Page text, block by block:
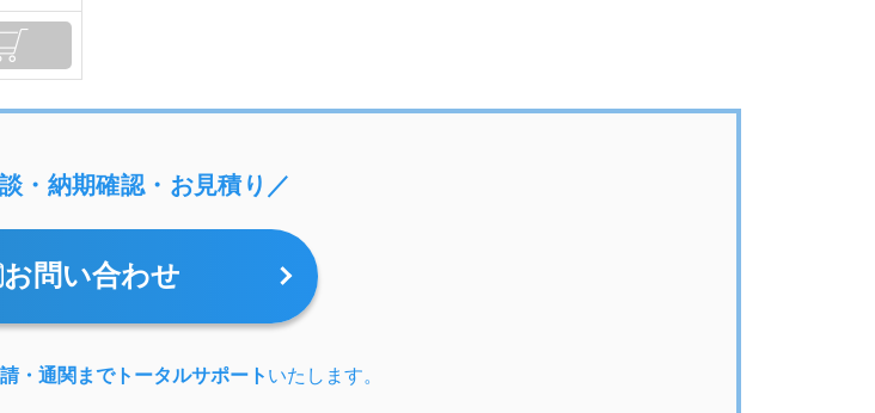
・納期確認・お見積り／
お問い合わせ
・通関までトータルサポート いたします。